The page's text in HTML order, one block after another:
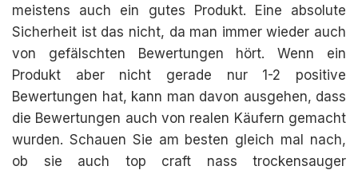
meistens auch ein gutes Produkt. Eine absolute
Sicherheit ist das nicht, da man immer wieder auch
von gefälschten Bewertungen hört. Wenn ein
Produkt aber nicht gerade nur 1-2 positive
Bewertungen hat, kann man davon ausgehen, dass
die Bewertungen auch von realen Käufern gemacht
wurden. Schauen Sie am besten gleich mal nach,
ob sie auch top craft nass trockensauger